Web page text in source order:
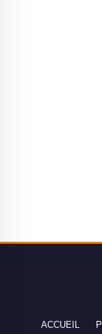
ACCUEIL